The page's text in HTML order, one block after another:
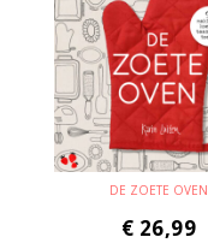
DE ZOETE OVEN
€ 26,99